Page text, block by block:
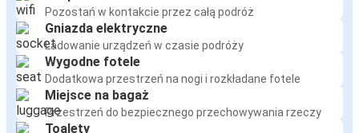
Pozostań w kontakcie przez całą podróż
Gniazda elektryczne
Ładowanie urządzeń w czasie podróży
Wygodne fotele
Dodatkowa przestrzeń na nogi i rozkładane fotele
Miejsce na bagaż
Przestrzeń do bezpiecznego przechowywania rzeczy
Toalety